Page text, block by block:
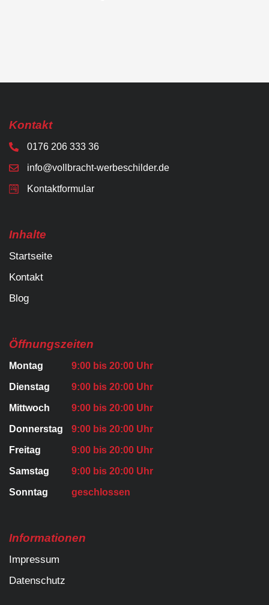
Kontakt
0176 206 333 36
info@vollbracht-werbeschilder.de
Kontaktformular
Inhalte
Startseite
Kontakt
Blog
Öffnungszeiten
Montag 9:00 bis 20:00 Uhr
Dienstag 9:00 bis 20:00 Uhr
Mittwoch 9:00 bis 20:00 Uhr
Donnerstag 9:00 bis 20:00 Uhr
Freitag 9:00 bis 20:00 Uhr
Samstag 9:00 bis 20:00 Uhr
Sonntag geschlossen
Informationen
Impressum
Datenschutz